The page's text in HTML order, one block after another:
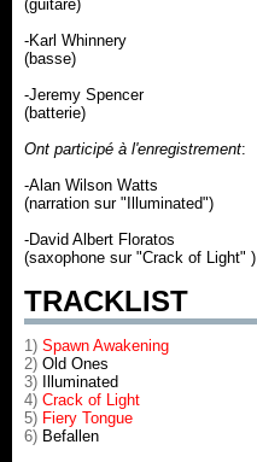
(guitare)
-Karl Whinnery
(basse)
-Jeremy Spencer
(batterie)
Ont participé à l'enregistrement:
-Alan Wilson Watts
(narration sur "Illuminated")
-David Albert Floratos
(saxophone sur "Crack of Light" )
TRACKLIST
1) Spawn Awakening
2) Old Ones
3)
Illuminated
4) Crack of Light
5) Fiery Tongue
6) Befallen